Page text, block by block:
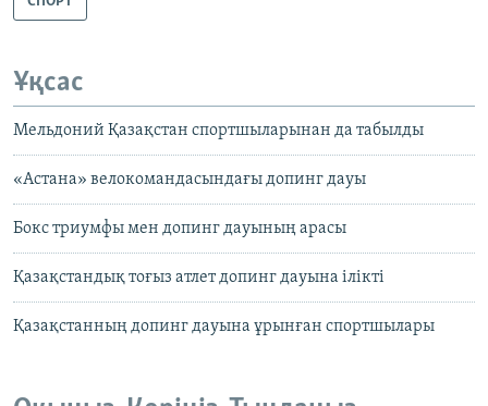
Ұқсас
Мельдоний Қазақстан спортшыларынан да табылды
«Астана» велокомандасындағы допинг дауы
Бокс триумфы мен допинг дауының арасы
Қазақстандық тоғыз атлет допинг дауына ілікті
Қазақстанның допинг дауына ұрынған спортшылары